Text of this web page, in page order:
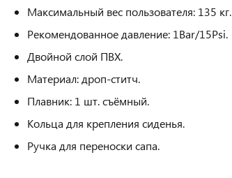
Максимальный вес пользователя: 135 кг.
Рекомендованное давление: 1Bar/15Psi.
Двойной слой ПВХ.
Материал: дроп-ститч.
Плавник: 1 шт. съёмный.
Кольца для крепления сиденья.
Ручка для переноски сапа.